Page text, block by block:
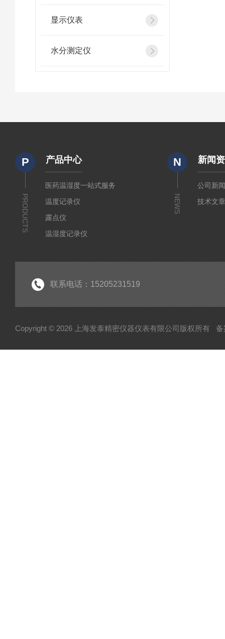
显示仪表
水分测定仪
P
PRODUCTS
产品中心
医药温湿度一站式服务
温度记录仪
露点仪
温湿度记录仪
显示仪表
N
NEWS
新闻
公司新
技术文
联系电话：15205231519
Copyright © 2026 上海发泰精密仪器仪表有限公司版权所有 备